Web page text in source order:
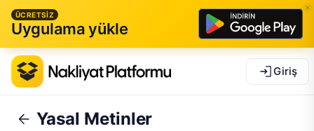
ÜCRETSİZ
Uygulama yükle
Giriş
Yasal Metinler